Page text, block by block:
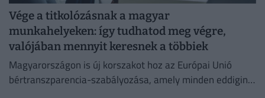
Vége a titkolózásnak a magyar
munkahelyeken: így tudhatod meg végre,
valójában mennyit keresnek a többiek
Magyarországon is új korszakot hoz az Európai Unió
bértranszparencia-szabályozása, amely minden eddiginél